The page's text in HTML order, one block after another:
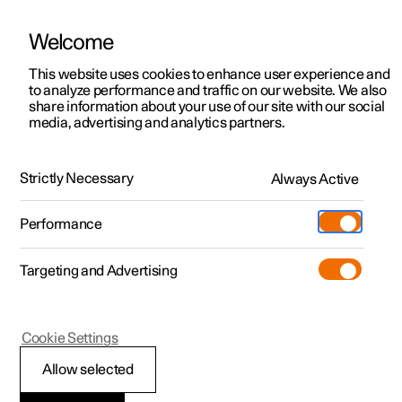
Polestar 2
Polestar 3
Polestar 4
Pre-owned
Shop
Meer
Testrit
Aanbiedingen voor
Testrit
Aanbiedingen voor
Polestar 4 coupé
Ontdek Polestar 4
Testrit
Bekijk onze stockwagens
Aanbiedingen voor
Ontdek Polestar 5
Over pre-owned
Pre-owned aanbiedingen
Aanbiedingen voor particulieren
Aanbiedingen voor
professionelen
Bekijk onze stockwagens
Configureer
Pre-owned
Testrit
Additionals
(Opent in een nieuw venster)
Experiences
Ontmoet ons
Servicepunten
Opladen
Support
HandleidingVideogalerijDownloadsSoftware-updates
Telefoon
Polestar 1
Instellingen voor
Welcome
This website uses cookies to enhance user experience and
to analyze performance and traffic on our website. We also
share information about your use of our site with our social
media, advertising and analytics partners.
Strictly Necessary Always Active
Performance
Targeting and Advertising
Allow selected
Cookie Settings